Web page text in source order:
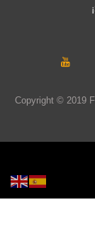
Copyright © 2019